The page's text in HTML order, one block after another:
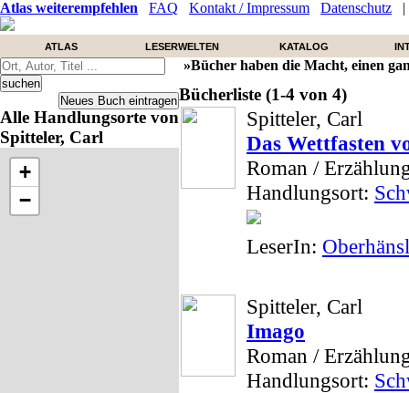
Atlas weiterempfehlen FAQ Kontakt / Impressum Datenschutz
ATLAS LESERWELTEN KATALOG
Alle Handlungsorte von
Spitteler, Carl
+
−
»Bücher haben die Macht, einen
Bücherliste (1-4 von 4)
Spitteler, Carl
Das Wettfasten
Roman /
Handlungsort:
LeserIn:
Spitteler, Carl
Imago
Roman /
Handlungsort: